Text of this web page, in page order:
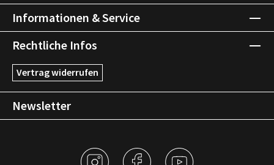
Informationen & Service
Rechtliche Infos
Vertrag widerrufen
Newsletter